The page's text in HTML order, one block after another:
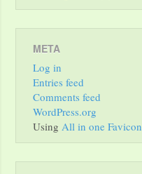
META
Log in
Entries feed
Comments feed
WordPress.org
Using All in one Favicon